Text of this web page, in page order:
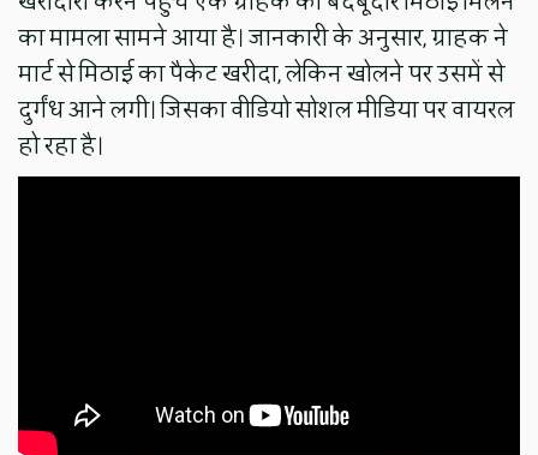
का मामला सामने आया है। जानकारी के अनुसार, ग्राहक ने
मार्ट से मिठाई का पैकेट खरीदा, लेकिन खोलने पर उसमें से
दुर्गंध आने लगी। जिसका वीडियो सोशल मीडिया पर वायरल
हो रहा है।